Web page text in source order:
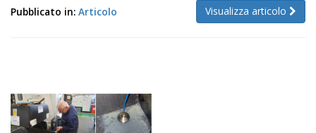
Visualizza articolo
Pubblicato in: Articolo